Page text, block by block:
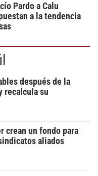
Pardo a Calu
a la tendencia
después de la
recalcula su
crean un fondo para
aliados